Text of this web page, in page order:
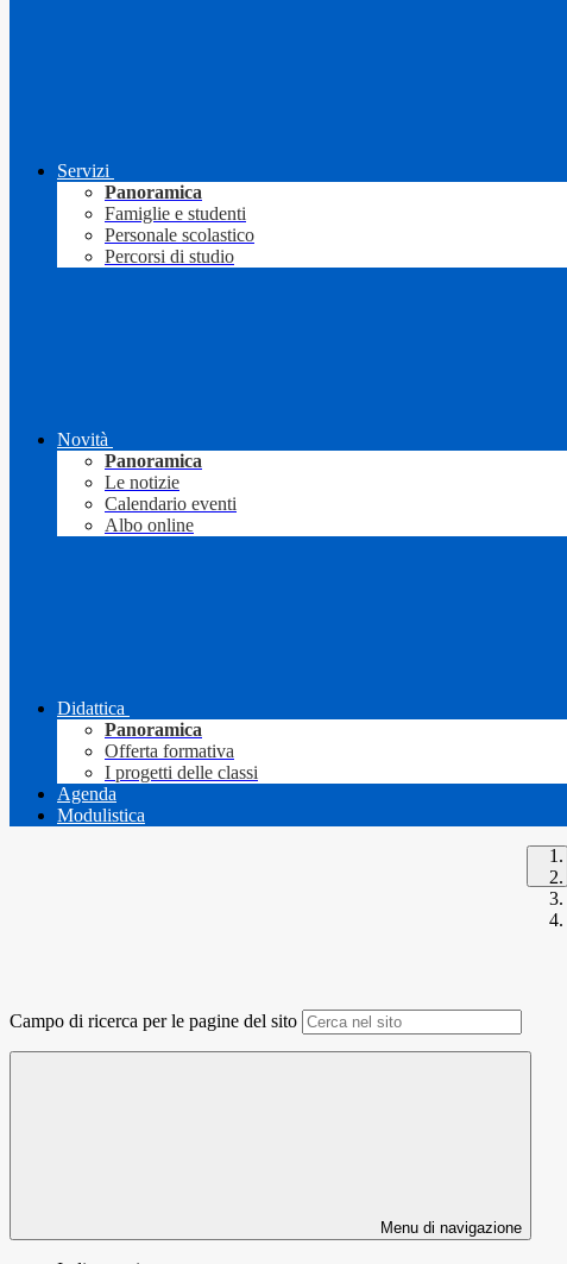
Servizi
Panoramica
Famiglie e studenti
Personale scolastico
Percorsi di studio
Novità
Panoramica
Le notizie
Calendario eventi
Albo online
Didattica
Panoramica
Offerta formativa
I progetti delle classi
Agenda
Modulistica
Campo di ricerca per le pagine del sito
Menu di navigazione